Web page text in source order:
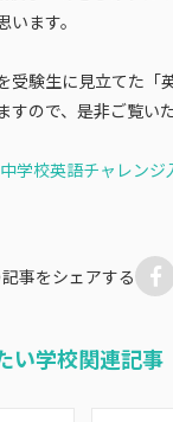
ます。
受験生に見立てた「
すので、是非ご覧い
学校英語チャレンジ
事をシェアする
い学校関連記事